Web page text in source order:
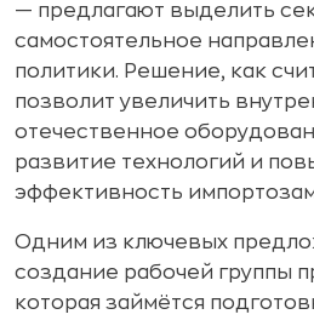
— предлагают выделить
самостоятельное
политики. Решение, как
позволит увеличить
отечественное
развитие технологий и
эффективность
Одним из ключевых
создание рабочей группы
которая займётся